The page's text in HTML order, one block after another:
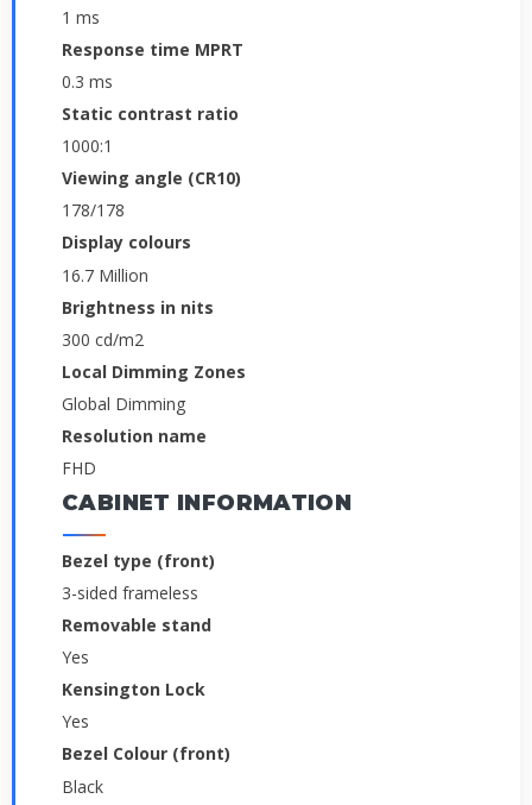
1 ms
Response time MPRT
0.3 ms
Static contrast ratio
1000:1
Viewing angle (CR10)
178/178
Display colours
16.7 Million
Brightness in nits
300 cd/m2
Local Dimming Zones
Global Dimming
Resolution name
FHD
CABINET INFORMATION
Bezel type (front)
3-sided frameless
Removable stand
Yes
Kensington Lock
Yes
Bezel Colour (front)
Black